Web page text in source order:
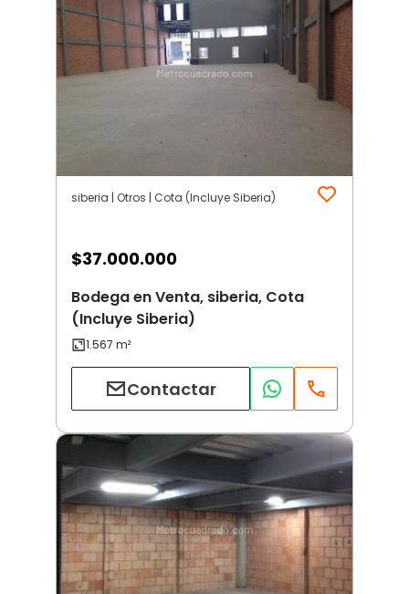
siberia | Otros | Cota (Incluye Siberia)
$37.000.000
Bodega en Venta, siberia, Cota
(Incluye Siberia)
Contactar